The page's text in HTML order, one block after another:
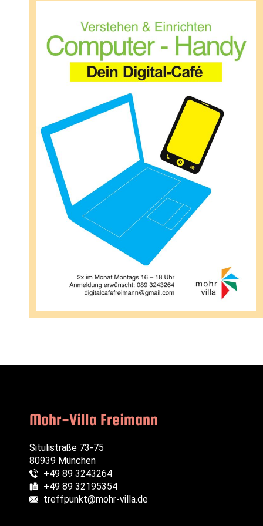
Mohr-Villa Freimann
Situlistraße 73-75
80939 München
Telefon:
+49 89 3243264
Fax:
+49 89 32195354
E-Mail:
treffpunkt@mohr-villa.de